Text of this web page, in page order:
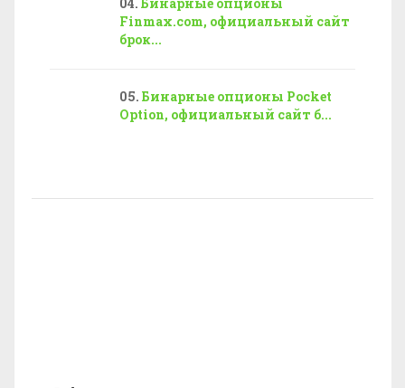
Бинарные опционы
Finmax.com, официальный сайт
брок...
Бинарные опционы Pocket
Option, официальный сайт б...